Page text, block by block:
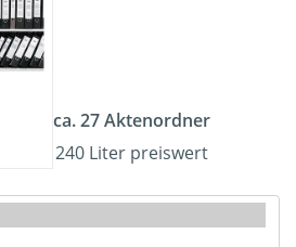
ca. 27 Aktenordner
240 Liter preiswert